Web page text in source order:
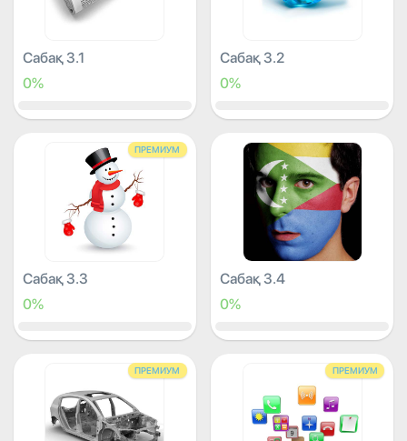
Сабақ 3.1
0%
Сабақ 3.2
0%
ПРЕМИУМ
Сабақ 3.3
0%
Сабақ 3.4
0%
ПРЕМИУМ ПРЕМИУМ